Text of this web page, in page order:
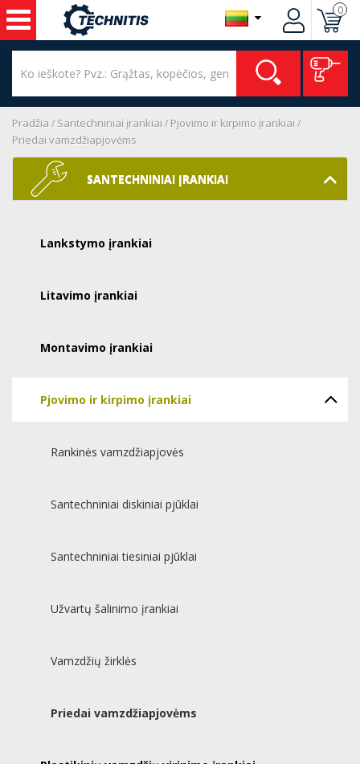
0
Pradžia Santechniniai įrankiai
Pjovimo ir kirpimo įrankiai
Priedai vamzdžiapjovėms
SANTECHNINIAI ĮRANKIAI
Lankstymo įrankiai
Litavimo įrankiai
Montavimo įrankiai
Pjovimo ir kirpimo įrankiai
Rankinės vamzdžiapjovės
Santechniniai diskiniai pjūklai
Santechniniai tiesiniai pjūklai
Užvartų šalinimo įrankiai
Vamzdžių žirklės
Priedai vamzdžiapjovėms